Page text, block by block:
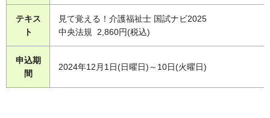
テキス
ト
見て覚える！介護福祉士 国試ナビ2025
中央法規 2,860円(税込)
申込期
間
2024年12月1日(日曜日)～10日(火曜日)